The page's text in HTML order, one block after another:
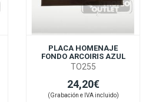
PLACA HOMENAJE
FONDO ARCOIRIS AZUL
TO255
24,20€
(Grabación e IVA incluido)